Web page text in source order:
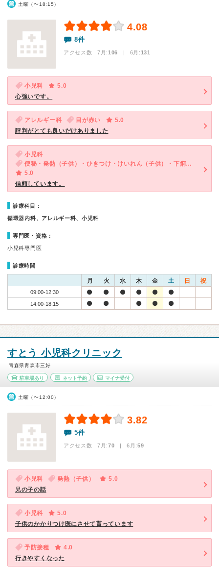
土曜（〜18:15）
4.08
8件
アクセス数 7月:106 | 6月:131
小児科
5.0
心強いです。
アレルギー科 目が赤い
5.0
評判がとても良いだけありました
小児科
便秘・発熱（子供）・ひきつけ・けいれん（子供）・下痢（子供）
5.0
信頼しています。
診療科目：
循環器内科、アレルギー科、小児科
専門医・資格：
小児科専門医
診療時間
月 火 水 木 金 土 日 祝
09:00-12:30
14:00-18:15
すとう 小児科クリニック
青森県青森市三好
駐車場あり ネット予約 マイナ受付
土曜（〜12:00）
3.82
5件
アクセス数 7月:70 | 6月:59
小児科 発熱（子供）
5.0
兄の子の話
小児科
5.0
子供のかかりつけ医にさせて貰っています
予防接種
4.0
行きやすくなった